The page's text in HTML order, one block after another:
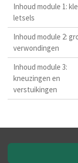
Inhoud module 1:
letsels
Inhoud module 2:
verwondingen
Inhoud module 3:
kneuzingen en
verstuikingen